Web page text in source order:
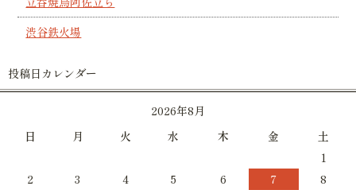
渋谷鉄火場
投稿日カレンダー
2026年8月
日
月 火 水 木 金 土
1
2
3 4 5 6 7
8